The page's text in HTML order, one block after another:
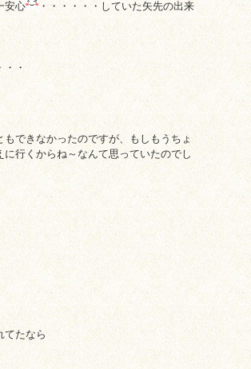
安心
・・・・・・していた矢先の出来
・・
できなかったのですが、もしもうちょ
行くからね～なんて思っていたのでし
てたなら